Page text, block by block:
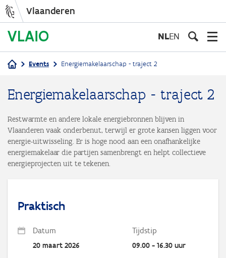
inhoud
Vlaanderen
NLEN
Events Energiemakelaarschap - traject 2
Energiemakelaarschap - traject 2
Restwarmte en andere lokale energiebronnen blijven in
Vlaanderen vaak onderbenut, terwijl er grote kansen liggen voor
energie-uitwisseling. Er is hoge nood aan een onafhankelijke
energiemakelaar die partijen samenbrengt en helpt collectieve
energieprojecten uit te tekenen.
Praktisch
Datum Tijdstip
20 maart 2026 09.00 - 16.30 uur